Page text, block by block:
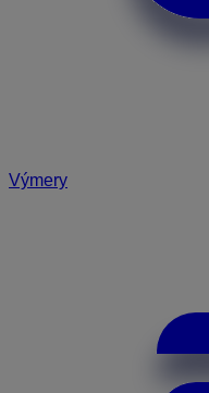
Výmery